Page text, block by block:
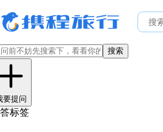
搜索
要提问
标签